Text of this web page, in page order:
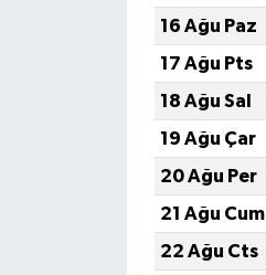
16 Ağu Paz
17 Ağu Pts
18 Ağu Sal
19 Ağu Çar
20 Ağu Per
21 Ağu Cum
22 Ağu Cts